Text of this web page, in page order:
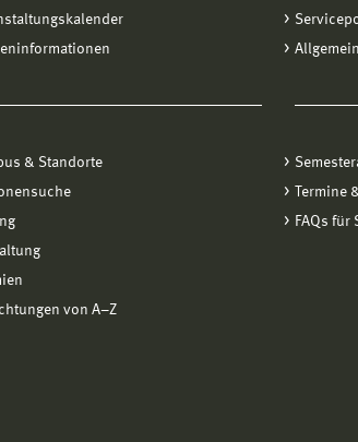
& Standorte
von A−Z
Termine
FAQs für